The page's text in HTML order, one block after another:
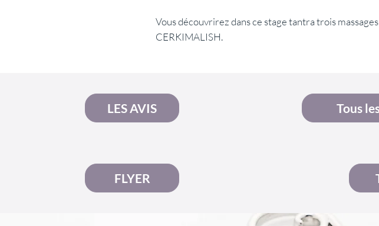
​Vous découvrirez dans ce stage tantra trois
CERKIMALISH.
LES AVIS Tous
FLYER